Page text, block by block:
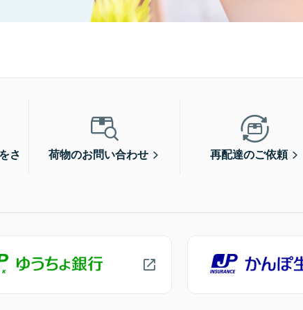
さ
荷物のお問い合わせ 再配達のご依頼